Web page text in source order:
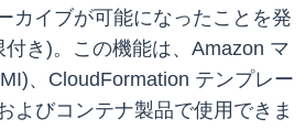
カイブが可能になったことを発
き)。この機能は、Amazon マ
、CloudFormation テンプレー
よびコンテナ製品で使用できま